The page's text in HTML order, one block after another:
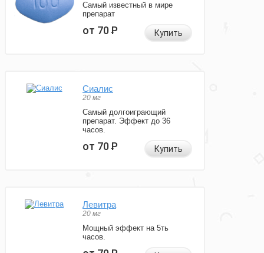
Самый известный в мире
препарат
от 70Р Купить
Сиалис
20 мг
Самый долгоиграющий
препарат. Эффект до 36
часов.
от 70Р Купить
Левитра
20 мг
Мощный эффект на 5ть
часов.